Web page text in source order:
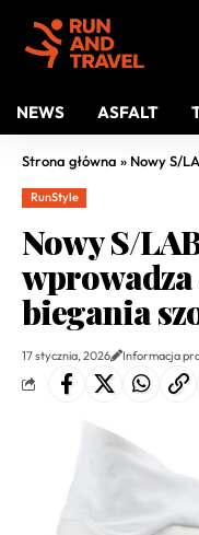
NEWS ASFALT
Strona główna » Nowy S/LAB
RunStyle
Nowy S/
biegania
17 stycznia, 2026
Informacja